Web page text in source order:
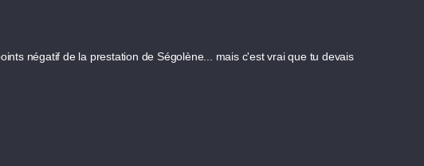
négatif de la prestation de Ségolène... mais c'est vrai que tu devais